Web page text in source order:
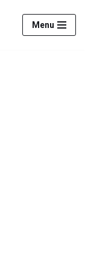
Menu